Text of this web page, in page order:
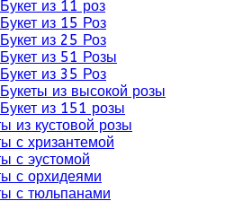
Букет из 11 роз
Букет из 15 Роз
Букет из 25 Роз
Букет из 51 Розы
Букет из 35 Роз
Букеты из высокой розы
Букет из 151 розы
из кустовой розы
с хризантемой
с эустомой
с орхидеями
с тюльпанами